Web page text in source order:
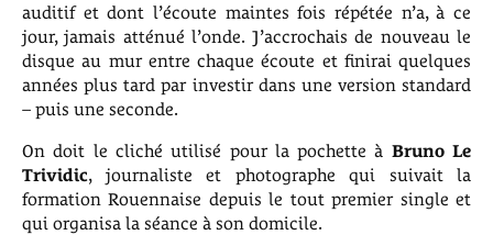
auditif et dont l’écoute maintes fois répétée n’a, à ce
jour, jamais atténué l’onde. J’accrochais de nouveau le
disque au mur entre chaque écoute et finirai quelques
années plus tard par investir dans une version standard
– puis une seconde.
On doit le cliché utilisé pour la pochette à Bruno Le
Trividic, journaliste et photographe qui suivait la
formation Rouennaise depuis le tout premier single et
qui organisa la séance à son domicile.